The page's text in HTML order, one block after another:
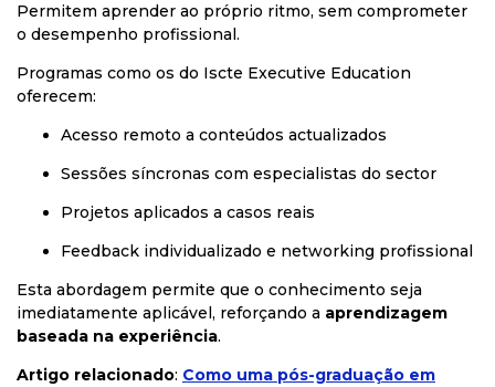
Permitem aprender ao próprio ritmo, sem comprometer
o desempenho profissional.
Programas como os do Iscte Executive Education
oferecem:
Acesso remoto a conteúdos actualizados
Sessões síncronas com especialistas do sector
Projetos aplicados a casos reais
Feedback individualizado e networking profissional
Esta abordagem permite que o conhecimento seja
imediatamente aplicável, reforçando a aprendizagem
baseada na experiência.
Artigo relacionado: Como uma pós-graduação em